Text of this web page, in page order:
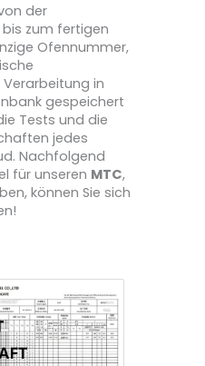
der
zum fertigen
Ofennummer,
in
gespeichert
Tests und die
jedes
Nachfolgend
für unseren MTC,
können Sie sich